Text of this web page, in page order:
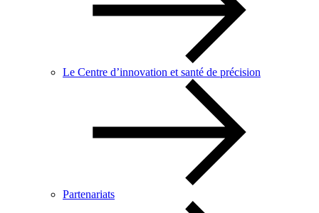
Le Centre d’innovation et santé de précision
Partenariats